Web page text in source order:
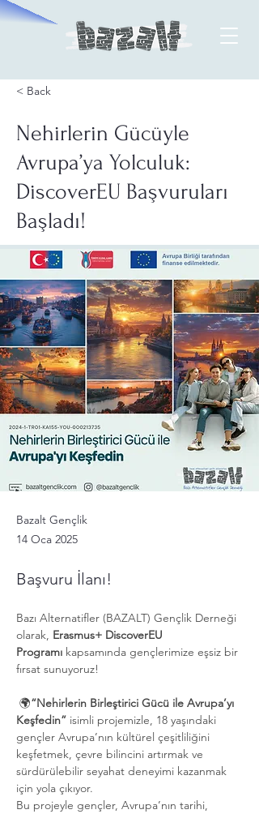
< Back
Nehirlerin Gücüyle
Avrupa’ya Yolculuk:
DiscoverEU Başvuruları
Başladı!
Bazalt Gençlik
14 Oca 2025
Başvuru İlanı!
Bazı Alternatifler (BAZALT) Gençlik Derneği
olarak, Erasmus+ DiscoverEU
Programı kapsamında gençlerimize eşsiz bir
fırsat sunuyoruz!
🌍“Nehirlerin Birleştirici Gücü ile Avrupa’yı
Keşfedin” isimli projemizle, 18 yaşındaki
gençler Avrupa’nın kültürel çeşitliliğini
keşfetmek, çevre bilincini artırmak ve
sürdürülebilir seyahat deneyimi kazanmak
için yola çıkıyor.
Bu projeyle gençler, Avrupa’nın tarihi,